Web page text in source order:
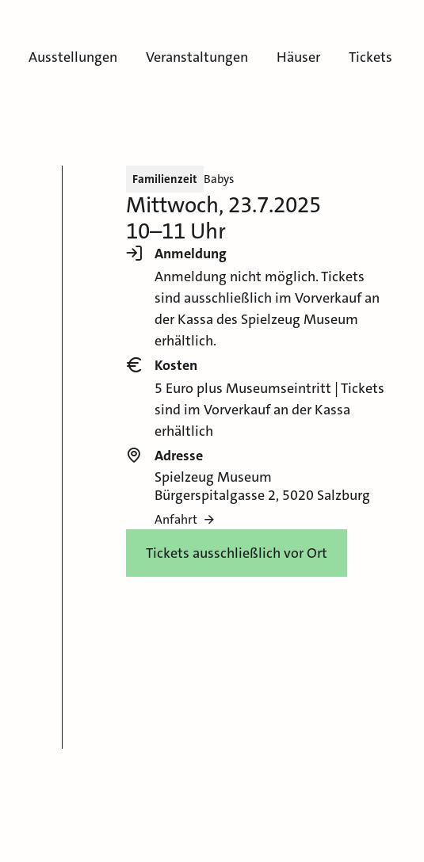
Ausstellungen Veranstaltungen Häuser Tickets
Familienzeit Babys
Mittwoch, 23.7.2025
10–11 Uhr
Anmeldung
Anmeldung nicht möglich. Tickets
sind ausschließlich im Vorverkauf an
der Kassa des Spielzeug Museum
erhältlich.
Kosten
5 Euro plus Museumseintritt | Tickets
sind im Vorverkauf an der Kassa
erhältlich
Adresse
Spielzeug Museum
Bürgerspitalgasse 2, 5020 Salzburg
Anfahrt
Tickets ausschließlich vor Ort